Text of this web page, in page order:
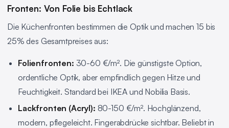
Fronten: Von Folie bis Echtlack
Die Küchenfronten bestimmen die Optik und machen 15 bis
25% des Gesamtpreises aus:
Folienfronten: 30-60 €/m². Die günstigste Option,
ordentliche Optik, aber empfindlich gegen Hitze und
Feuchtigkeit. Standard bei IKEA und Nobilia Basis.
Lackfronten (Acryl): 80-150 €/m². Hochglänzend,
modern, pflegeleicht. Fingerabdrücke sichtbar. Beliebt in